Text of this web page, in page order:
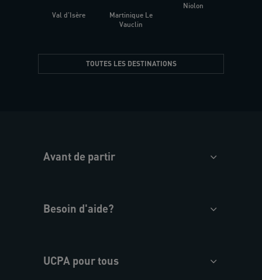
Val d'Isère
Martinique Le
Vauclin
Niolon
TOUTES LES DESTINATIONS
Avant de partir
Besoin d'aide?
UCPA pour tous